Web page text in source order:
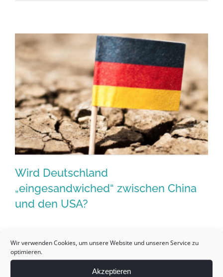
Wir verwenden Cookies, um unsere Website und unseren Service zu
optimieren.
Akzeptieren
Rollen-
Modell?
zwischen China und den USA?
Wird Deutschland
„eingesandwiched“ zwischen China
und den USA?
wohl Viele fragen. Eine genauso interessante
Möglichkeit der Antwort: Es besteht die Gefahr, dass